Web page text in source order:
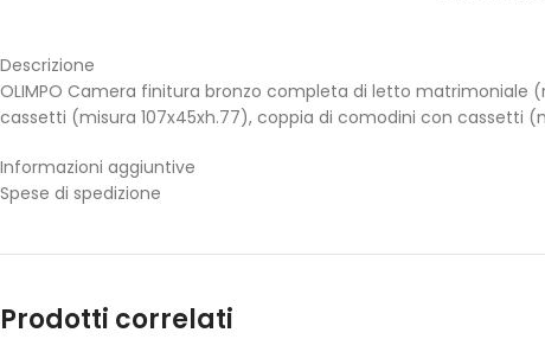
Descrizione
OLIMPO Camera finitura bronzo completa di letto
cassetti (misura 107x45xh.77), coppia di comodini con cassetti
Informazioni aggiuntive
Spese di spedizione
Prodotti correlati